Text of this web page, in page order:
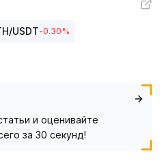
/USDT-0.30%
и оценивайте
за 30 секунд!